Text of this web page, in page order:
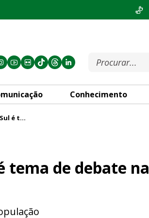
Conhecimento
Mudança do nome da Estação 108 Sul é tema de debate na segunda-feira (14)
tema de debate na